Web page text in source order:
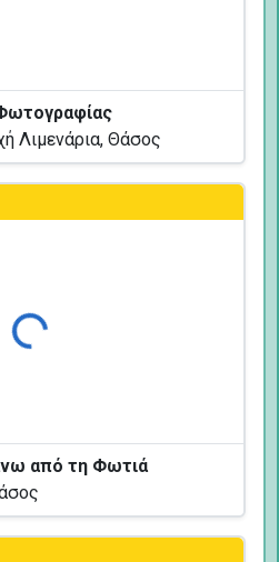
Λιμενάρια, Θάσος
Φόρτωση...
από τη Φωτιά